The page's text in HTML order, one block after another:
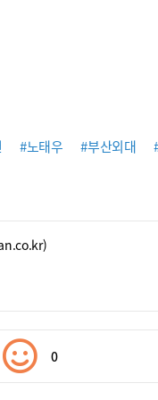
#노태우 #부산외대
0